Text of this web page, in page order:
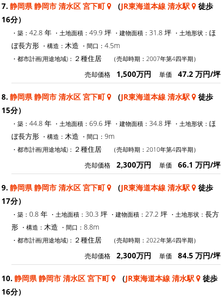
7. 静岡県 静岡市 清水区 宮下町 （JR東海道本線 清水駅
徒歩
16分）
・築： 42.8 年 ・土地面積： 49.9 坪 ・建物面積： 31.8 坪 ・土地形状： ほ
ぼ長方形 ・構造： 木造 ・間口： 4.5m
・都市計画(用途地域)： ２種住居 （売却時期：2007年第4四半期）
売却価格 1,500万円 単価 47.2 万円/坪
8. 静岡県 静岡市 清水区 宮下町 （JR東海道本線 清水駅
徒歩
15分）
・築： 44.8 年 ・土地面積： 69.6 坪 ・建物面積： 34.8 坪 ・土地形状： ほ
ぼ長方形 ・構造： 木造 ・間口： 9m
・都市計画(用途地域)： ２種住居 （売却時期：2010年第4四半期）
売却価格 2,300万円 単価 66.1 万円/坪
9. 静岡県 静岡市 清水区 宮下町 （JR東海道本線 清水駅
徒歩
17分）
・築： 0.8 年 ・土地面積： 30.3 坪 ・建物面積： 27.2 坪 ・土地形状： 長方
形 ・構造： 木造 ・間口： 8.8m
・都市計画(用途地域)： ２種住居 （売却時期：2022年第4四半期）
売却価格 2,300万円 単価 84.5 万円/坪
10. 静岡県 静岡市 清水区 宮下町 （JR東海道本線 清水駅
徒歩
16分）